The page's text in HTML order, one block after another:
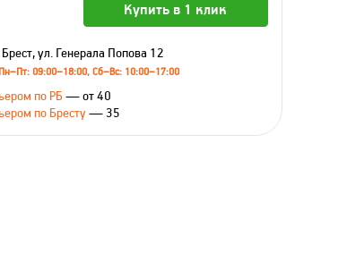
Купить в 1 клик
ул. Генерала Попова 12
09:00–18:00, Сб–Вс: 10:00–17:00
по РБ — от 40
по Бресту— 35